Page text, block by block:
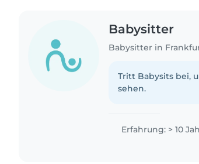
Babysitter
Babysitter in
Tritt Babysits bei,
sehen.
Erfahrung: > 10